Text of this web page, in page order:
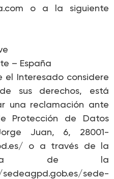
o a la siguiente
– España
el Interesado considere
sus derechos, está
una reclamación ante
Protección de Datos
Juan, 6, 28001-
o a través de la
de la
sede-